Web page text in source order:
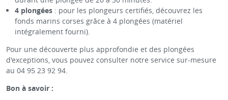
4 plongées : pour les plongeurs certifiés, découvrez les
fonds marins corses grâce à 4 plongées (matériel
intégralement fourni).
Pour une découverte plus approfondie et des plongées
d'exceptions, vous pouvez consulter notre service sur-mesure
au 04 95 23 92 94.
Bon à savoir :